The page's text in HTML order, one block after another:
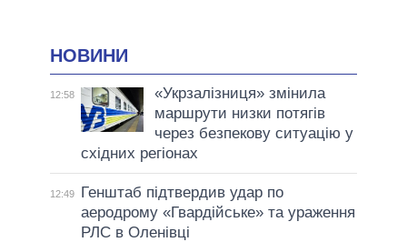
НОВИНИ
12:58
«Укрзалізниця» змінила
маршрути низки потягів
через безпекову ситуацію у
східних регіонах
12:49
Генштаб підтвердив удар по
аеродрому «Гвардійське» та ураження
РЛС в Оленівці